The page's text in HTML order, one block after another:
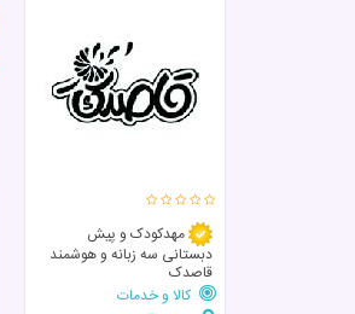
مهدکودک و پیش
دبستانی سه زبانه و هوشمند
قاصدک
کالا و خدمات